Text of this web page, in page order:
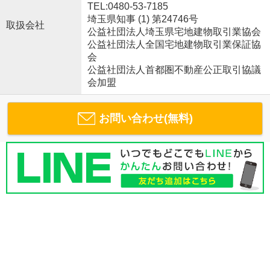
取扱会社
TEL:0480-53-7185
埼玉県知事 (1) 第24746号
公益社団法人埼玉県宅地建物取引業協会
公益社団法人全国宅地建物取引業保証協
会
公益社団法人首都圏不動産公正取引協議
会加盟
お問い合わせ(無料)